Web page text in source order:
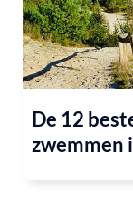
De 12
zwemmen